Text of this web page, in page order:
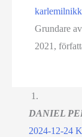
Grundare
2021,
DANIEL
2024-12-24